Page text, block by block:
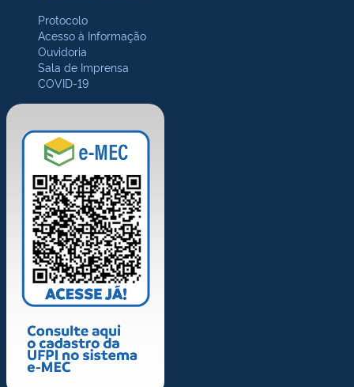
Protocolo
Acesso à Informação
Ouvidoria
Sala de Imprensa
COVID-19